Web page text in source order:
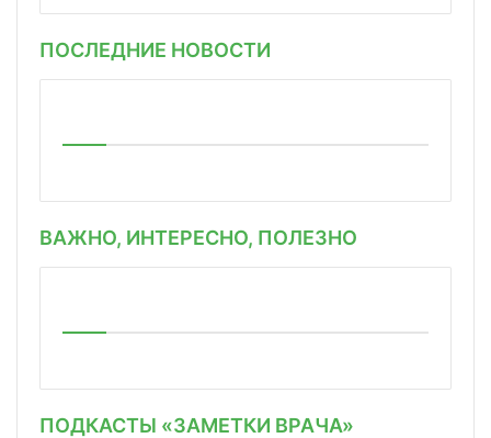
ПОСЛЕДНИЕ НОВОСТИ
ВАЖНО, ИНТЕРЕСНО, ПОЛЕЗНО
ПОДКАСТЫ «ЗАМЕТКИ ВРАЧА»